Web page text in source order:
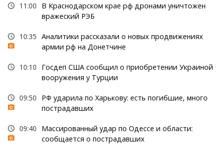
11:00
В Краснодарском крае рф дронами уничтожен
вражеский РЭБ
10:35 Аналитики рассказали о новых продвижениях
армии рф на Донетчине
10:10
Госдеп США сообщил о приобретении Украиной
вооружения у Турции
09:50
РФ ударила по Харькову: есть погибшие, много
пострадавших
09:40
Массированный удар по Одессе и области:
сообщается о пострадавших